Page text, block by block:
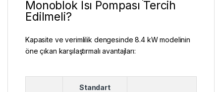
Monoblok Isı Pompası Tercih
Edilmeli?
Kapasite ve verimlilik dengesinde 8.4 kW modelinin
öne çıkan karşılaştırmalı avantajları:
Standart